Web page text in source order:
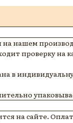
нашем
проверку на
в
на сайте.